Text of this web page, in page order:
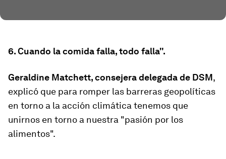
6. Cuando la comida falla, todo falla".
Geraldine Matchett, consejera delegada de DSM,
explicó que para romper las barreras geopolíticas
en torno a la acción climática tenemos que
unirnos en torno a nuestra "pasión por los
alimentos".